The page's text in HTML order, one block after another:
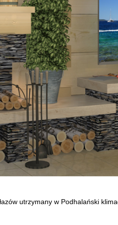
utrzymany w Podhalański